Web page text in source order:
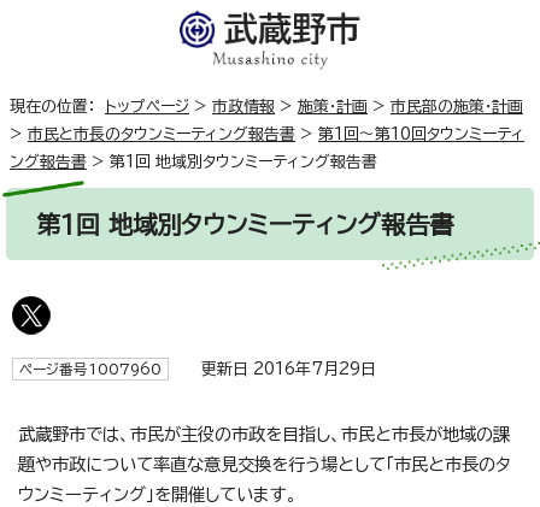
現在の位置： トップページ > 市政情報 > 施策・計画 > 市民部の施策・計画
> 市民と市長のタウンミーティング報告書 > 第1回～第10回タウンミーティ
ング報告書 > 第1回 地域別タウンミーティング報告書
第1回 地域別タウンミーティング報告書
ページ番号1007960 更新日 2016年7月29日
武蔵野市では、市民が主役の市政を目指し、市民と市長が地域の課
題や市政について率直な意見交換を行う場として「市民と市長のタ
ウンミーティング」を開催しています。